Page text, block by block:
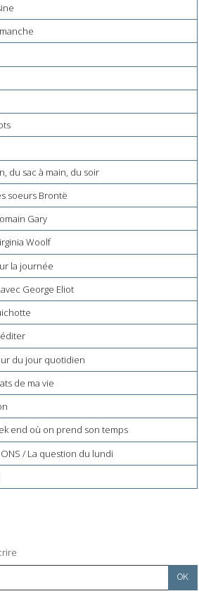
du sac à main, du soir
soeurs Brontë
Gary
Woolf
la journée
George Eliot
du jour quotidien
de ma vie
end où on prend son temps
/ La question du lundi